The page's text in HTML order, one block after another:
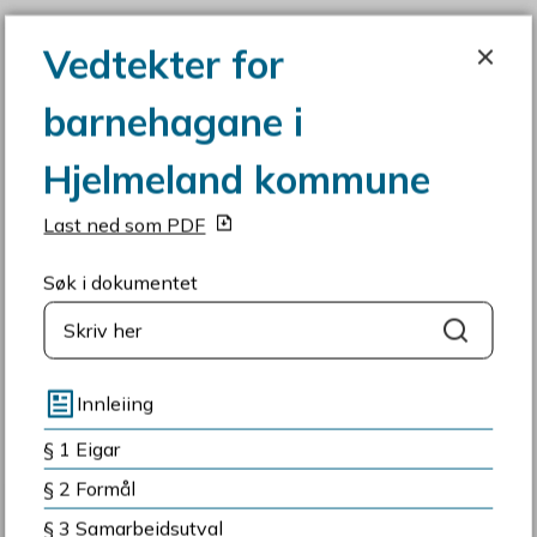
Hjelmeland kommune
Tenester
Barnehage
Vedtekter for barnehagane i Hjelmeland
kommune
Fann du det du leita etter?
Ja Nei
Samtykke Detaljar
Vedtekter for barnehagane i
Vedtekter for
barnehagane i
Hjelmeland kommune
Last ned som PDF
Søk i dokumentet
Søk
Innleiing
§ 1 Eigar
§ 2 Formål
§ 3 Samarbeidsutval